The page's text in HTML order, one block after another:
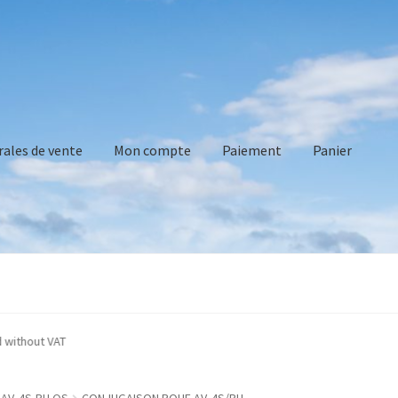
de vente Mon compte Paiement Panier
without VAT